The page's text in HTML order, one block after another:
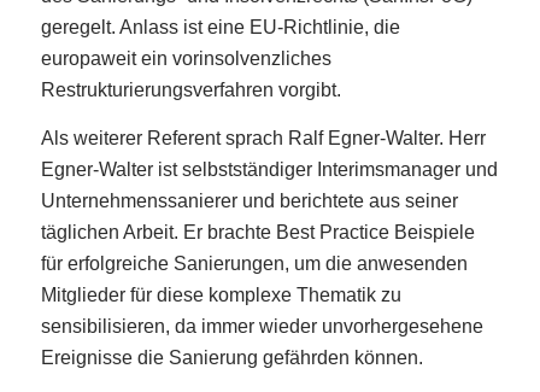
geregelt. Anlass ist eine EU-Richtlinie, die
europaweit ein vorinsolvenzliches
Restrukturierungsverfahren vorgibt.
Als weiterer Referent sprach Ralf Egner-Walter. Herr
Egner-Walter ist selbstständiger Interimsmanager und
Unternehmenssanierer und berichtete aus seiner
täglichen Arbeit. Er brachte Best Practice Beispiele
für erfolgreiche Sanierungen, um die anwesenden
Mitglieder für diese komplexe Thematik zu
sensibilisieren, da immer wieder unvorhergesehene
Ereignisse die Sanierung gefährden können.